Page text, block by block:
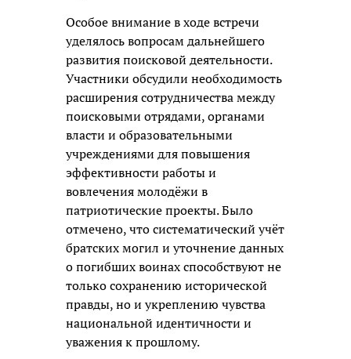
Особое внимание в ходе встречи
уделялось вопросам дальнейшего
развития поисковой деятельности.
Участники обсудили необходимость
расширения сотрудничества между
поисковыми отрядами, органами
власти и образовательными
учреждениями для повышения
эффективности работы и
вовлечения молодёжи в
патриотические проекты. Было
отмечено, что систематический учёт
братских могил и уточнение данных
о погибших воинах способствуют не
только сохранению исторической
правды, но и укреплению чувства
национальной идентичности и
уважения к прошлому.